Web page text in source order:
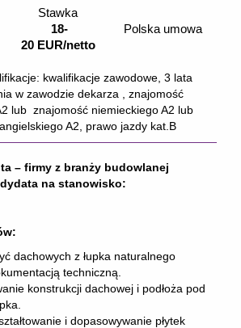
Stawka
18-
20 EUR/netto
Polska umowa
kwalifikacje zawodowe, 3 lata
w zawodzie dekarza , znajomość
lub znajomość niemieckiego A2 lub
A2, prawo jazdy kat.B
– firmy z branży budowlanej
na stanowisko:
dachowych z łupka naturalnego
techniczną.
konstrukcji dachowej i podłoża pod
i dopasowywanie płytek